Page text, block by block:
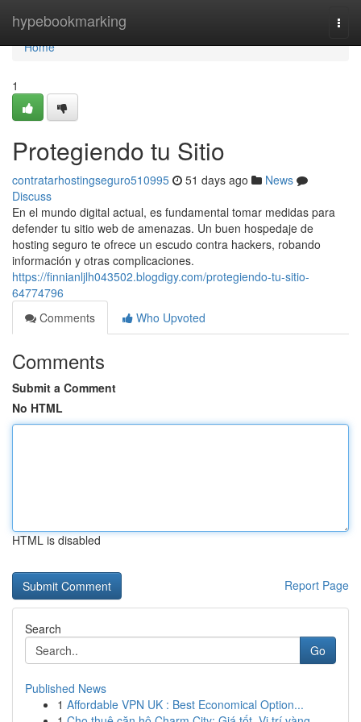
hypebookmarking
Home
Home
1
Protegiendo tu Sitio
contratarhostingseguro510995 51 days ago
News
Discuss
En el mundo digital actual, es fundamental tomar medidas para
defender tu sitio web de amenazas. Un buen hospedaje de
hosting seguro te ofrece un escudo contra hackers, robando
información y otras complicaciones.
https://finnianljlh043502.blogdigy.com/protegiendo-tu-sitio-
64774796
Comments
Who Upvoted
Comments
Submit a Comment
No HTML
HTML is disabled
Report Page
Search
Go
Published News
1 Affordable VPN UK : Best Economical Option...